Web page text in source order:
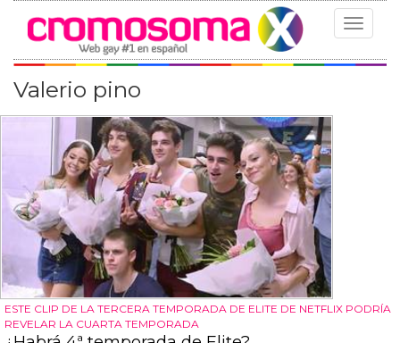
Toggle
Valerio pino
ESTE CLIP DE LA TERCERA TEMPORADA DE ELITE DE NETFLIX PODRÍA
REVELAR LA CUARTA TEMPORADA